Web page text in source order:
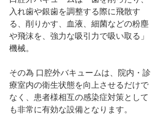
入れ歯や銀歯を調整する際に飛散す
る、削りかす、血液、細菌などの粉塵
や飛沫を、強力な吸引力で吸い取る」
機械。
その為 口腔外バキュームは、院内・診
療室内の衛生状態を向上させるだけで
なく、患者様相互の感染症対策として
も非常に有効な設備となります。